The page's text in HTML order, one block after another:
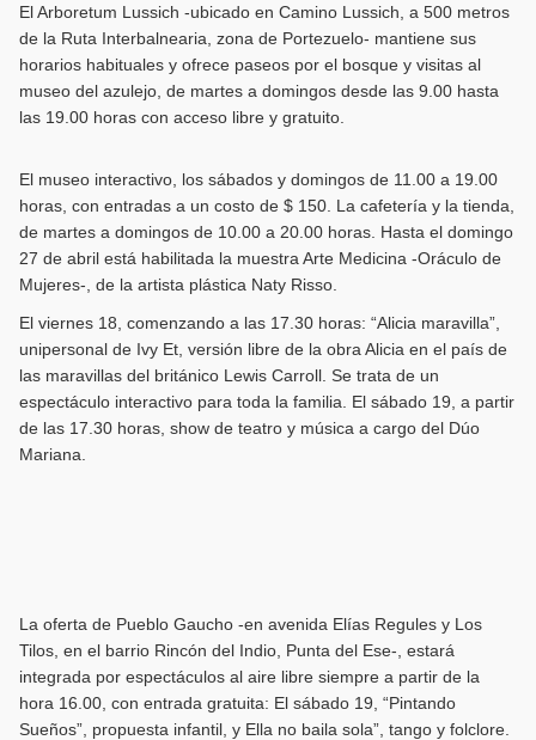
El Arboretum Lussich -ubicado en Camino Lussich, a 500 metros
de la Ruta Interbalnearia, zona de Portezuelo- mantiene sus
horarios habituales y ofrece paseos por el bosque y visitas al
museo del azulejo, de martes a domingos desde las 9.00 hasta
las 19.00 horas con acceso libre y gratuito.
El museo interactivo, los sábados y domingos de 11.00 a 19.00
horas, con entradas a un costo de $ 150. La cafetería y la tienda,
de martes a domingos de 10.00 a 20.00 horas. Hasta el domingo
27 de abril está habilitada la muestra Arte Medicina -Oráculo de
Mujeres-, de la artista plástica Naty Risso.
El viernes 18, comenzando a las 17.30 horas: “Alicia maravilla”,
unipersonal de Ivy Et, versión libre de la obra Alicia en el país de
las maravillas del británico Lewis Carroll. Se trata de un
espectáculo interactivo para toda la familia. El sábado 19, a partir
de las 17.30 horas, show de teatro y música a cargo del Dúo
Mariana.
La oferta de Pueblo Gaucho -en avenida Elías Regules y Los
Tilos, en el barrio Rincón del Indio, Punta del Ese-, estará
integrada por espectáculos al aire libre siempre a partir de la
hora 16.00, con entrada gratuita: El sábado 19, “Pintando
Sueños”, propuesta infantil, y Ella no baila sola”, tango y folclore.